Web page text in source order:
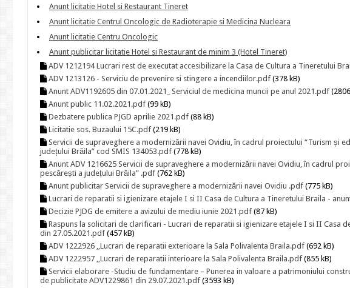
Anunt licitatie Hotel si Restaurant Tineret
Anunt licitatie Centrul Oncologic de Radioterapie si Medicina Nucleara
Anunt licitatie Centru Oncologic
Anunt publicitar licitatie Hotel si Restaurant de minim 3 (Hotel Tineret)
ADV 1212194 Lucrari rest de executat accesibilizare la Casa de Cultura a Tineretului
ADV 1213126 - Serviciu de prevenire si stingere a incendiilor.pdf (378 kB)
Anunt ADV1192605 din 07.01.2021_ Serviciul de medicina muncii pe anul 2021.pdf
Anunt public 11.02.2021.pdf (99 kB)
Dezbatere publica PJGD aprilie 2021.pdf (88 kB)
Licitatie sos. Buzaului 15C.pdf (219 kB)
Servicii de supraveghere a modernizării navei Ovidiu, în cadrul proiectului “Turism și
județului Brăila” cod SMIS 134053.pdf (778 kB)
Anunt ADV 1216625 Servicii de supraveghere a modernizării navei Ovidiu, în cadrul
pescărești a județului Brăila” .pdf (762 kB)
Anunt publicitar Servicii de supraveghere a modernizării navei Ovidiu .pdf (775 kB)
Lucrari de reparatii si igienizare etajele I si II Casa de Cultura a Tineretului Braila -
Decizie PJDG de emitere a avizului de mediu iunie 2021.pdf (87 kB)
Raspuns la solicitari de clarificari - Lucrari de reparatii si igienizare etajele I si II Casa
din 27.05.2021.pdf (457 kB)
ADV 1222926 ,,Lucrari de reparatii exterioare la Sala Polivalenta Braila.pdf (692 kB)
ADV 1222957 ,,Lucrari de reparatii interioare la Sala Polivalenta Braila.pdf (855 kB)
Servicii elaborare -Studiu de fundamentare – Punerea in valoare a patrimoniului
de publicitate ADV1229861 din 29.07.2021.pdf (3593 kB)